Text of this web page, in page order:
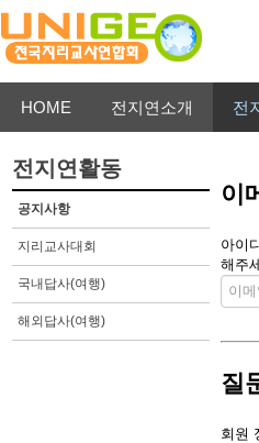
HOME 전지연소개 전
전지연활동
공지사항
지리교사대회
국내답사(여행)
해외답사(여행)
이
아이
해주
질
회원